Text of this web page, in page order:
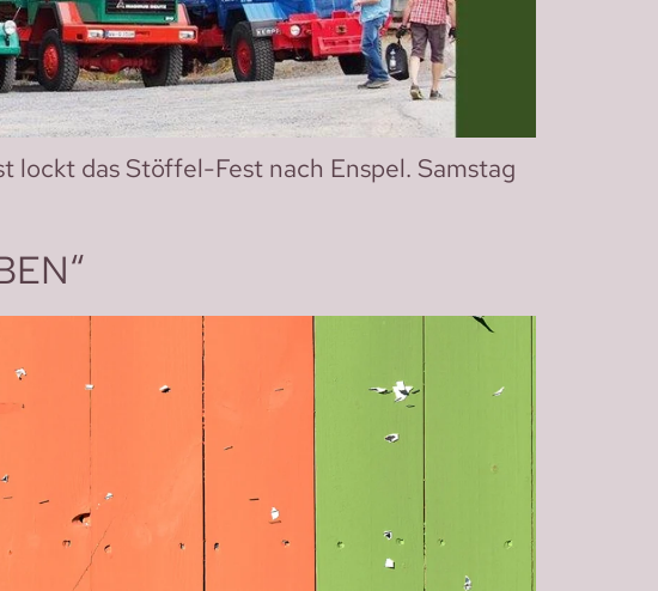
lockt das Stöffel-Fest nach Enspel. Samstag